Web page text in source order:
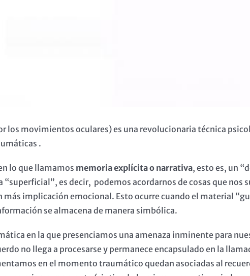
los movimientos oculares) es una revolucionaria técnica
.
lo que llamamos memoria explícita o narrativa, esto es, un
es decir, podemos acordarnos de cosas que nos
implicación emocional. Esto ocurre cuando el material
se almacena de manera simbólica.
en la que presenciamos una amenaza inminente para
no llega a procesarse y permanece encapsulado en la
en el momento traumático quedan asociadas al